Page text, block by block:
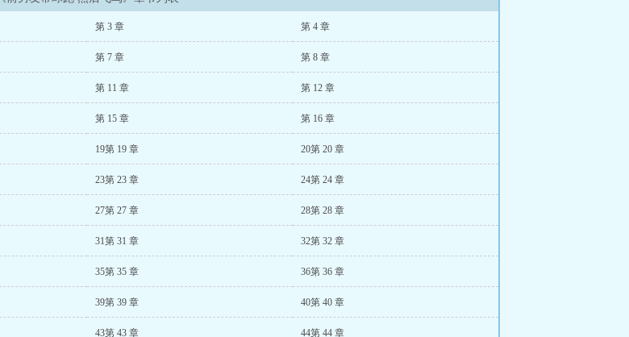
第 3 章 第 4 章
第 7 章 第 8 章
第 11 章 第 12 章
第 15 章 第 16 章
19第 19 章 20第 20 章
23第 23 章 24第 24 章
27第 27 章 28第 28 章
31第 31 章 32第 32 章
35第 35 章 36第 36 章
39第 39 章 40第 40 章
43第 43 章 44第 44 章